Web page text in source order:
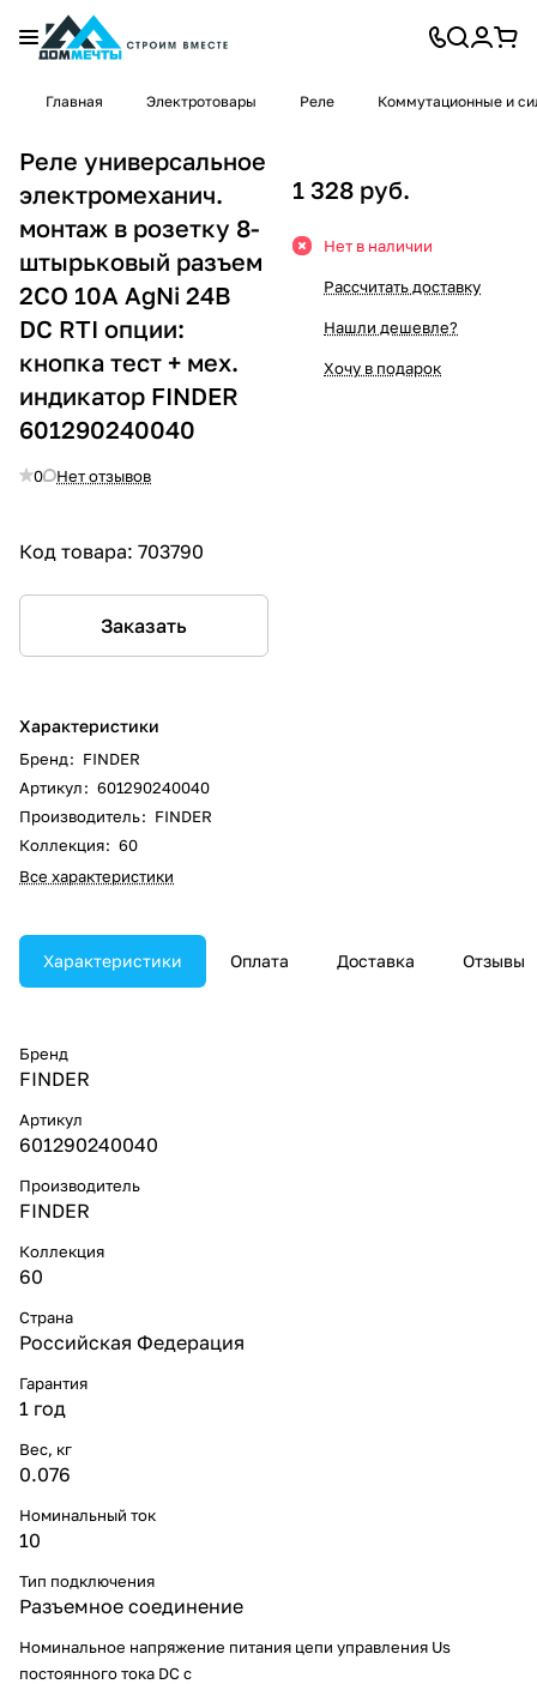
Главная Электротовары Реле Коммутационные и
Реле универсальное
электромеханич.
монтаж в розетку 8-
штырьковый разъем
2CO 10А AgNi 24В
DC RTI опции:
кнопка тест + мех.
индикатор FINDER
601290240040
0 Нет отзывов
Код товара: 703790
Заказать
Характеристики
Бренд: FINDER
Артикул: 601290240040
Производитель: FINDER
Коллекция: 60
Все характеристики
1 328 руб.
Нет в наличии
Рассчитать доставку
Нашли дешевле?
Хочу в подарок
Характеристики Оплата Доставка Отзывы
Бренд
FINDER
Артикул
601290240040
Производитель
FINDER
Коллекция
60
Страна
Российская Федерация
Гарантия
1 год
Вес, кг
0.076
Номинальный ток
10
Тип подключения
Разъемное соединение
Номинальное напряжение питания цепи управления Us
постоянного тока DC с